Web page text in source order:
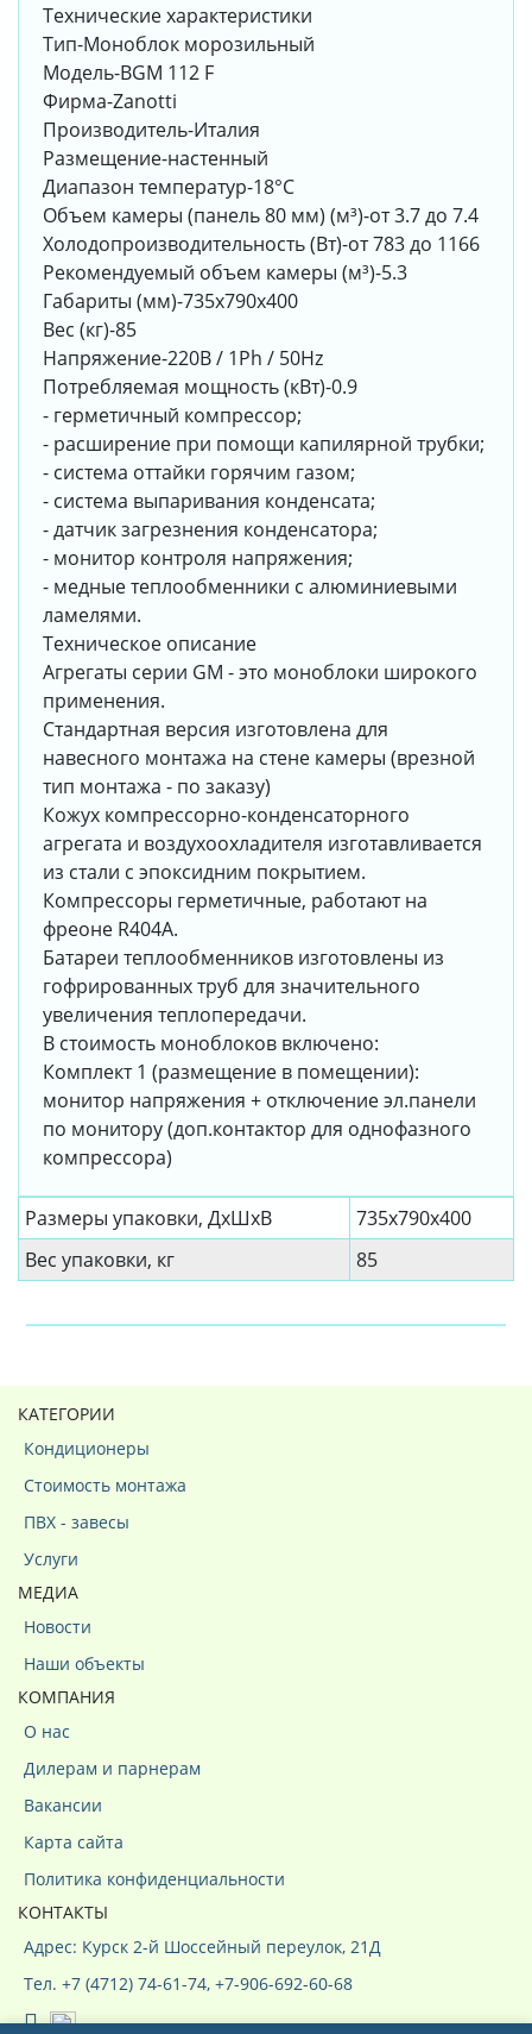
Технические характеристики
Тип-Моноблок морозильный
Модель-BGM 112 F
Фирма-Zanotti
Производитель-Италия
Размещение-настенный
Диапазон температур-18°С
Объем камеры (панель 80 мм) (м³)-от 3.7 до 7.4
Холодопроизводительность (Вт)-от 783 до 1166
Рекомендуемый объем камеры (м³)-5.3
Габариты (мм)-735х790х400
Вес (кг)-85
Напряжение-220В / 1Ph / 50Hz
Потребляемая мощность (кВт)-0.9
- герметичный компрессор;
- расширение при помощи капилярной трубки;
- система оттайки горячим газом;
- система выпаривания конденсата;
- датчик загрезнения конденсатора;
- монитор контроля напряжения;
- медные теплообменники с алюминиевыми
ламелями.
Техническое описание
Агрегаты серии GM - это моноблоки широкого
применения.
Стандартная версия изготовлена для
навесного монтажа на стене камеры (врезной
тип монтажа - по заказу)
Кожух компрессорно-конденсаторного
агрегата и воздухоохладителя изготавливается
из стали с эпоксидним покрытием.
Компрессоры герметичные, работают на
фреоне R404A.
Батареи теплообменников изготовлены из
гофрированных труб для значительного
увеличения теплопередачи.
В стоимость моноблоков включено:
Комплект 1 (размещение в помещении):
монитор напряжения + отключение эл.панели
по монитору (доп.контактор для однофазного
компрессора)
Размеры упаковки, ДxШxВ
735х790х400
Вес упаковки, кг
85
КАТЕГОРИИ
Кондиционеры
Стоимость монтажа
ПВХ - завесы
Услуги
МЕДИА
Новости
Наши объекты
КОМПАНИЯ
О нас
Дилерам и парнерам
Вакансии
Карта сайта
Политика конфиденциальности
КОНТАКТЫ
Адрес: Курск 2-й Шоссейный переулок, 21Д
Тел. +7 (4712) 74-61-74, +7-906-692-60-68